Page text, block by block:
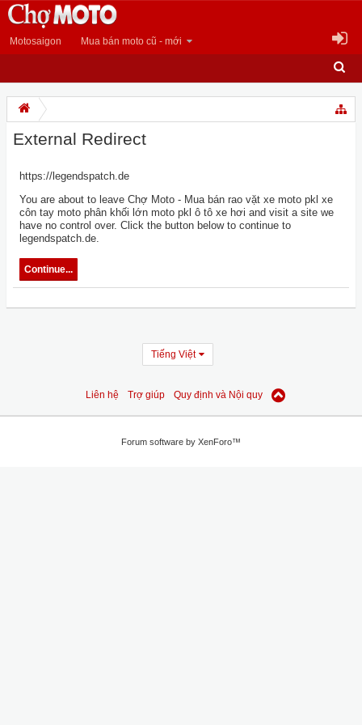
Motosaigon Mua bán moto cũ - mới
External Redirect
https://legendspatch.de
You are about to leave Chợ Moto - Mua bán rao vặt xe moto pkl xe
côn tay moto phân khối lớn moto pkl ô tô xe hơi and visit a site we
have no control over. Click the button below to continue to
legendspatch.de.
Continue...
Tiếng Việt
Liên hệ Trợ giúp Quy định và Nội quy
Forum software by XenForo™